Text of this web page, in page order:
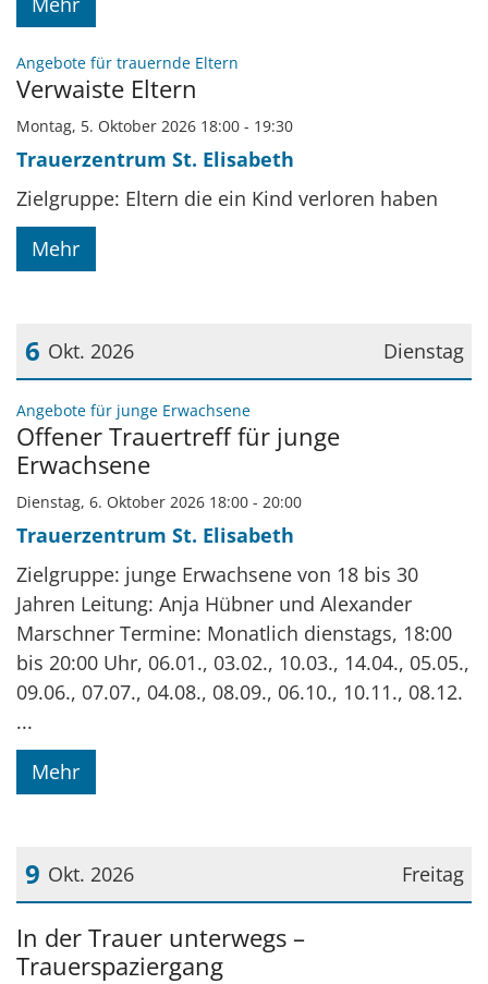
Angebote für trauernde Eltern
Verwaiste Eltern
Montag, 5. Oktober 2026 18:00 - 19:30
Trauerzentrum St. Elisabeth
Zielgruppe: Eltern die ein Kind verloren haben
Mehr
Dienstag
6 Okt. 2026
Datum: 6. Oktober 2026
Angebote für junge Erwachsene:
Offener Trauertreff für junge
Erwachsene
Dienstag, 6. Oktober 2026 18:00 - 20:00
Trauerzentrum St. Elisabeth
Zielgruppe: junge Erwachsene von 18 bis 30
Jahren Leitung: Anja Hübner und Alexander
Marschner Termine: Monatlich dienstags, 18:00
bis 20:00 Uhr, 06.01., 03.02., 10.03., 14.04., 05.05.,
09.06., 07.07., 04.08., 08.09., 06.10., 10.11., 08.12.
...
Mehr
Freitag
9 Okt. 2026
Datum: 9. Oktober 2026
In der Trauer unterwegs –
Trauerspaziergang